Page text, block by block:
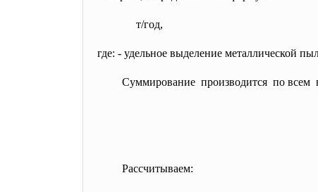
т/год,
где: - удельное выделение металлической
Суммирование производится по всем
Рассчитываем: